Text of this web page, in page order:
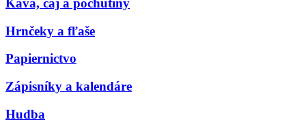
Káva, čaj a pochutiny
Hrnčeky a fľaše
Papiernictvo
Zápisníky a kalendáre
Hudba